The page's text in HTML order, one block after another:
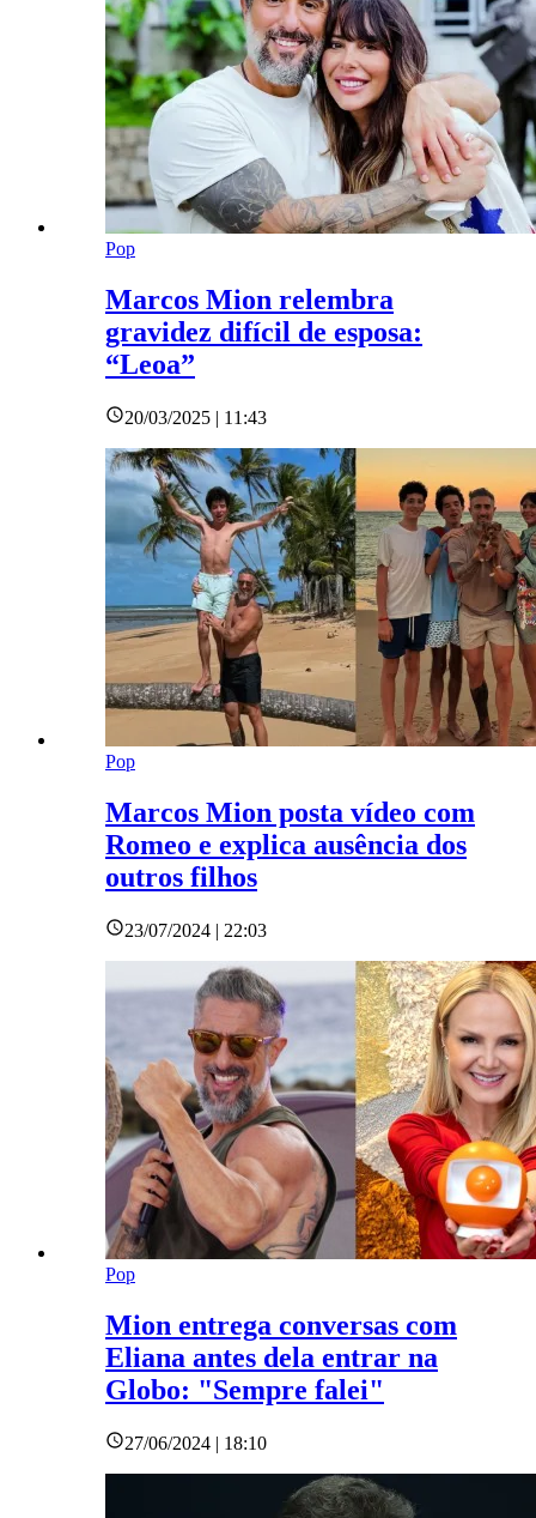
Pop
Marcos Mion relembra
gravidez difícil de esposa:
“Leoa”
20/03/2025 | 11:43
Pop
Marcos Mion posta vídeo com
Romeo e explica ausência dos
outros filhos
23/07/2024 | 22:03
Pop
Mion entrega conversas com
Eliana antes dela entrar na
Globo: "Sempre falei"
27/06/2024 | 18:10